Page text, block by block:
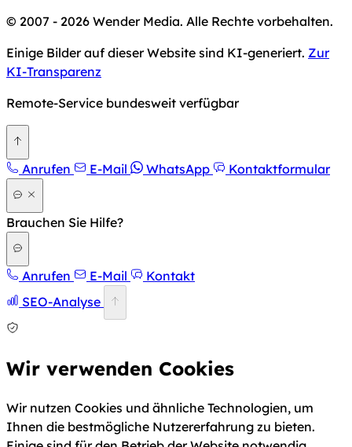
© 2007 - 2026 Wender Media. Alle Rechte vorbehalten.
Einige Bilder auf dieser Website sind KI-generiert. Zur
KI-Transparenz
Remote-Service bundesweit verfügbar
Anrufen E-Mail WhatsApp Kontaktformular
Brauchen Sie Hilfe?
Anrufen E-Mail
Kontakt
SEO-Analyse
Wir verwenden Cookies
Wir nutzen Cookies und ähnliche Technologien, um
Ihnen die bestmögliche Nutzererfahrung zu bieten.